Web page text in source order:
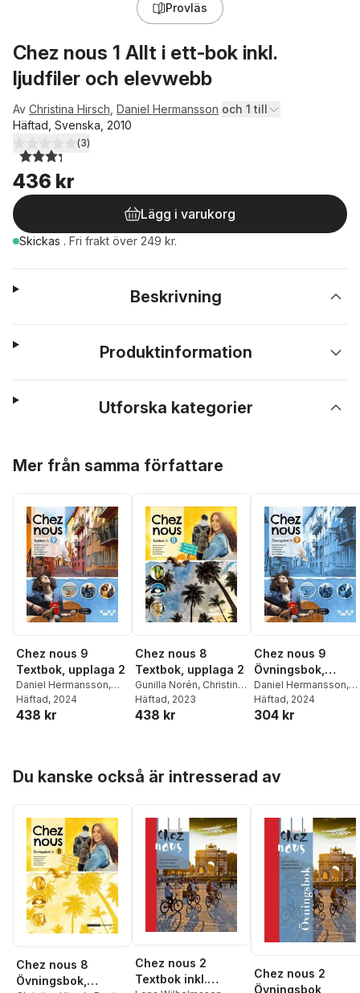
Provläs
Chez nous 1 Allt i ett-bok inkl.
ljudfiler och elevwebb
Av Christina Hirsch Daniel Hermansson och 1 till
Häftad, Svenska, 2010
3,3utav 5 stjärnor. Totalt antal röster:
(3)
436 kr
Lägg i varukorg
Skickas . Fri frakt över 249 kr.
Beskrivning
Produktinformation
Utforska kategorier
Mer från samma författare
Chez nous 9
Textbok, upplaga 2
Daniel Hermansson,
Christina Hirsch
Norén ,Lena
Häftad, 2024
438 kr
Chez nous 8
Textbok, upplaga 2
Gunilla Norén, Christina
Hirsch, Daniel
Hermansson
Häftad, 2023
438 kr
Chez nous 9
Övningsbok,
upplaga 2
Daniel Hermansson,
Christina Hirsch
Norén ,Lena
Häftad, 2024
304 kr
Du kanske också är intresserad av
Chez nous 8
Övningsbok,
Chez nous 2
Textbok inkl.
Chez nous 2
Övningsbok